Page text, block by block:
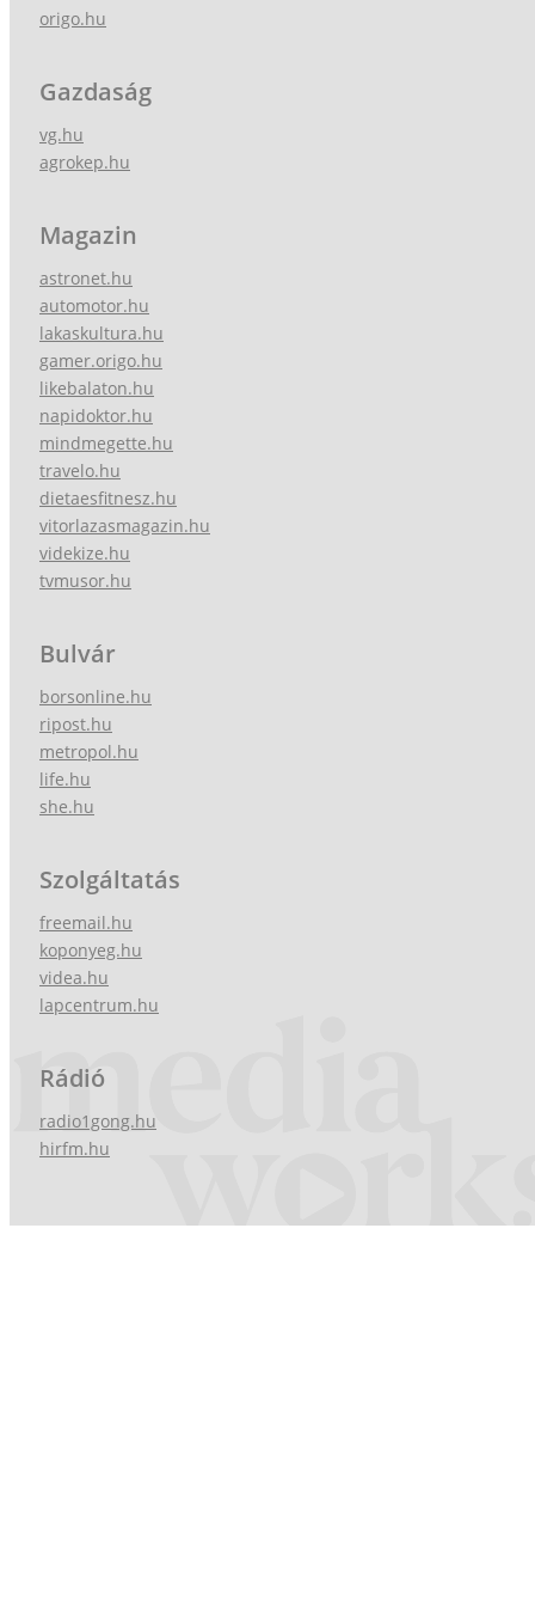
origo.hu
Gazdaság
vg.hu
agrokep.hu
Magazin
astronet.hu
automotor.hu
lakaskultura.hu
gamer.origo.hu
likebalaton.hu
napidoktor.hu
mindmegette.hu
travelo.hu
dietaesfitnesz.hu
vitorlazasmagazin.hu
videkize.hu
tvmusor.hu
Bulvár
borsonline.hu
ripost.hu
metropol.hu
life.hu
she.hu
Szolgáltatás
freemail.hu
koponyeg.hu
videa.hu
lapcentrum.hu
Rádió
radio1gong.hu
hirfm.hu